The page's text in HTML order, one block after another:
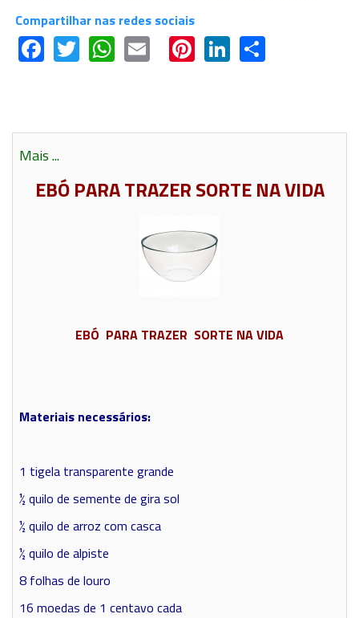
Compartilhar nas redes sociais
Facebook
TwitterWhatsApp
EmailPinterest
LinkedIn
Mais ...
EBÓ PARA TRAZER SORTE NA VIDA
EBÓ PARA TRAZER SORTE NA VIDA
Materiais necessários:
1 tigela transparente grande
½ quilo de semente de gira sol
½ quilo de arroz com casca
½ quilo de alpiste
8 folhas de louro
16 moedas de 1 centavo cada